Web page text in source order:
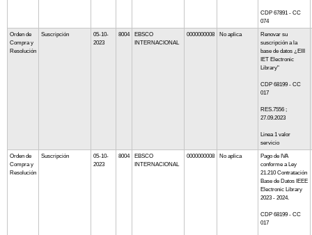
CDP 67891 - CC
074
Orden de
Compra y
Resolución
Suscripción
05-10-
2023
8004
EBSCO
INTERNACIONAL
0000000008 No aplica
Renovar su
suscripción a la
base de datos ¿EIII
IET Electronic
Library"
CDP 68199 - CC
017
RES.7556 ;
27.09.2023
Linea 1 valor
servicio
Orden de
Compra y
Resolución
Suscripción
05-10-
2023
8004
EBSCO
INTERNACIONAL
0000000008 No aplica
Pago de IVA
conforme a Ley
21.210 Contratación
Base de Datos IEEE
Electronic Library
2023 - 2024.
CDP 68199 - CC
017